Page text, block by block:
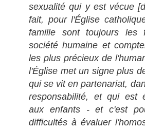
sexualité qui y est vécue
fait, pour l'Église
famille sont toujours les
société humaine et
les plus précieux de
l'Église met un signe plus
qui se vit en partenariat,
responsabilité, et qui est
aux enfants - et c'est
difficultés à évaluer